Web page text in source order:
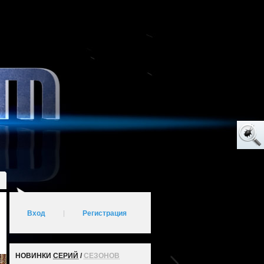
Вход Регистрация
НОВИНКИ СЕРИЙ /СЕЗОНОВ